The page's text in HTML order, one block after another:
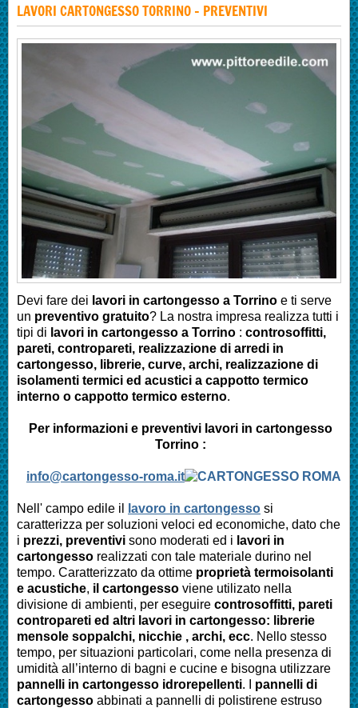
LAVORI CARTONGESSO TORRINO - PREVENTIVI
Devi fare dei lavori in cartongesso a Torrino e ti serve
un preventivo gratuito? La nostra impresa realizza tutti i
tipi di lavori in cartongesso a Torrino : controsoffitti,
pareti, contropareti, realizzazione di arredi in
cartongesso, librerie, curve, archi, realizzazione di
isolamenti termici ed acustici a cappotto termico
interno o cappotto termico esterno.
Per informazioni e preventivi lavori in cartongesso
Torrino :
info@cartongesso-roma.it
Nell' campo edile il lavoro in cartongesso si
caratterizza per soluzioni veloci ed economiche, dato che
i prezzi, preventivi sono moderati ed i lavori in
cartongesso realizzati con tale materiale durino nel
tempo. Caratterizzato da ottime proprietà termoisolanti
e acustiche, il cartongesso viene utilizato nella
divisione di ambienti, per eseguire controsoffitti, pareti
contropareti ed altri lavori in cartongesso: librerie
mensole soppalchi, nicchie , archi, ecc. Nello stesso
tempo, per situazioni particolari, come nella presenza di
umidità all’interno di bagni e cucine e bisogna utilizzare
pannelli in cartongesso idrorepellenti. I pannelli di
cartongesso abbinati a pannelli di polistirene estruso